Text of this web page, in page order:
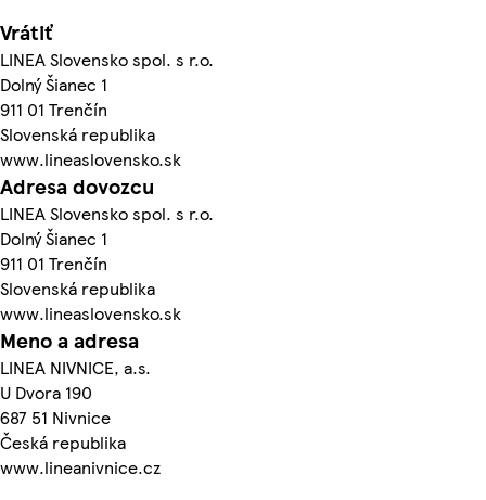
Vrátiť
LINEA Slovensko spol. s r.o.
Dolný Šianec 1
911 01 Trenčín
Slovenská republika
www.lineaslovensko.sk
Adresa dovozcu
LINEA Slovensko spol. s r.o.
Dolný Šianec 1
911 01 Trenčín
Slovenská republika
www.lineaslovensko.sk
Meno a adresa
LINEA NIVNICE, a.s.
U Dvora 190
687 51 Nivnice
Česká republika
www.lineanivnice.cz